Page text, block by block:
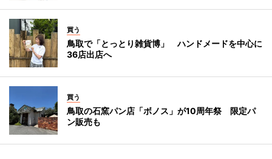
買う
鳥取で「とっとり雑貨博」 ハンドメードを中心に
36店出店へ
買う
鳥取の石窯パン店「ボノス」が10周年祭 限定パ
ン販売も